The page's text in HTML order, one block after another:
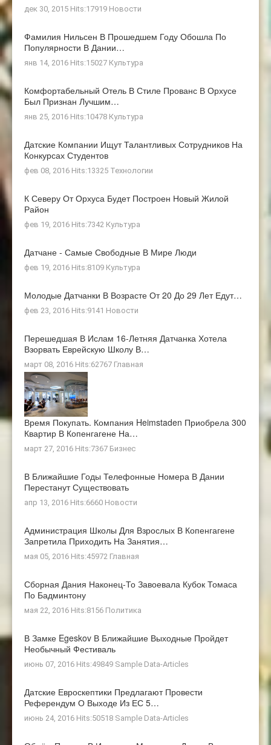
дек 30, 2015 Hits:17919 Новости
Фамилия Нильсен В Прошедшем Году Обошла По
Популярности В Дании…
янв 14, 2016 Hits:15027 Культура
Комфортабельный Отель В Стиле Прованс В Орхусе
Был Признан Лучшим…
янв 25, 2016 Hits:10478 Культура
Датские Компании Ищут Талантливых Сотрудников На
Конкурсах Студентов
фев 08, 2016 Hits:13325 Технологии
К Северу От Орхуса Будет Построен Новый Жилой
Район
фев 19, 2016 Hits:7342 Культура
Датчане - Самые Свободные В Мире Люди
фев 19, 2016 Hits:8109 Культура
Молодые Датчанки В Возрасте От 20 До 29 Лет Едут…
фев 23, 2016 Hits:9141 Новости
Перешедшая В Ислам 16-Летняя Датчанка Хотела
Взорвать Еврейскую Школу В…
март 08, 2016 Hits:62767 Главная
Время Покупать. Компания Heimstaden Приобрела 300
Квартир В Копенгагене На…
март 27, 2016 Hits:7367 Бизнес
В Ближайшие Годы Телефонные Номера В Дании
Перестанут Существовать
апр 13, 2016 Hits:6660 Новости
Администрация Школы Для Взрослых В Копенгагене
Запретила Приходить На Занятия…
мая 05, 2016 Hits:45972 Главная
Сборная Дания Наконец-То Завоевала Кубок Томаса
По Бадминтону
мая 22, 2016 Hits:8156 Политика
В Замке Egeskov В Ближайшие Выходные Пройдет
Необычный Фестиваль
июнь 07, 2016 Hits:49849 Sample Data-Articles
Датские Евроскептики Предлагают Провести
Референдум О Выходе Из ЕС 5…
июнь 24, 2016 Hits:50518 Sample Data-Articles